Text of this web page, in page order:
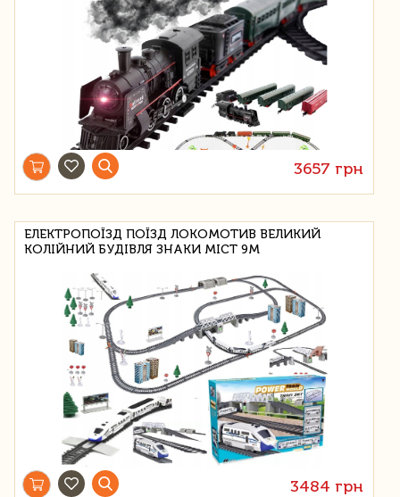
3657 грн
ЕЛЕКТРОПОЇЗД ПОЇЗД ЛОКОМОТИВ ВЕЛИКИЙ
КОЛІЙНИЙ БУДІВЛЯ ЗНАКИ МІСТ 9М
3484 грн